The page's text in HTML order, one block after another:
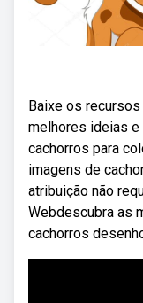
Baixe os
melhores ideias
cachorros para
imagens de
atribuição não
Webdescubra as
cachorros